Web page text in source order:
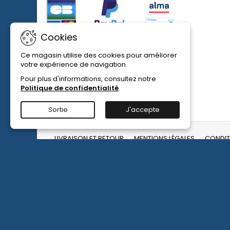
maladie
Discus
LIVRAISON ET RETOUR MENTIONS LÉGALES
Cookies
Ce magasin utilise des cookies pour améliorer
votre expérience de navigation.
Pour plus d'informations, consultez notre
Politique de confidentialité.
Sortie J'accepte